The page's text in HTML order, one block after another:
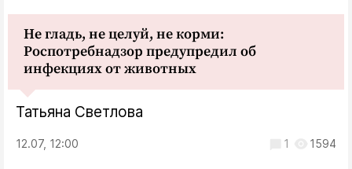
Не гладь, не целуй, не корми:
Роспотребнадзор предупредил об
инфекциях от животных
Татьяна Светлова
12.07, 12:00 1 1594